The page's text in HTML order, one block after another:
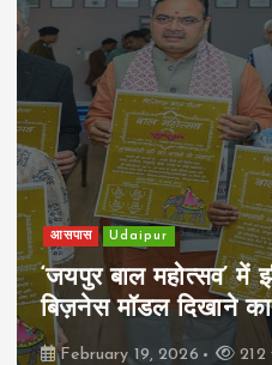
आसपास Udaipur
‘जयपुर बाल महोत्सव’ में
बिज़नेस मॉडल दिखाने का
February 19, 2026 212